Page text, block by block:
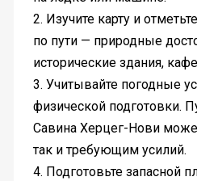
2. Изучите карту и
по пути — природные
исторические здания,
3. Учитывайте погодные
физической подготовки.
Савина Херцег-Нови
так и требующим усилий.
4. Подготовьте запасной